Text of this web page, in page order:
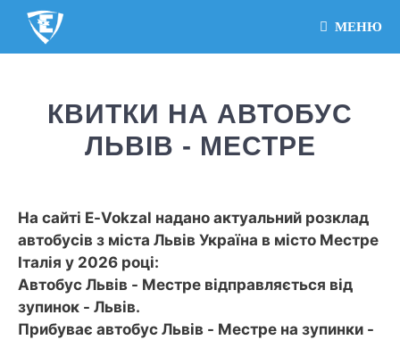
МЕНЮ
КВИТКИ НА АВТОБУС
ЛЬВІВ - МЕСТРЕ
На сайті E-Vokzal надано актуальний розклад
автобусів з міста Львів Україна в місто Местре
Італія у 2026 році:
Автобус Львів - Местре відправляється від
зупинок - Львів.
Прибуває автобус Львів - Местре на зупинки -